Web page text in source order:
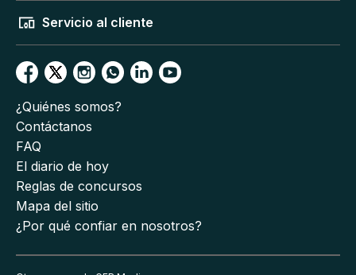
Servicio al cliente
¿Quiénes somos?
Contáctanos
FAQ
El diario de hoy
Reglas de concursos
Mapa del sitio
¿Por qué confiar en nosotros?